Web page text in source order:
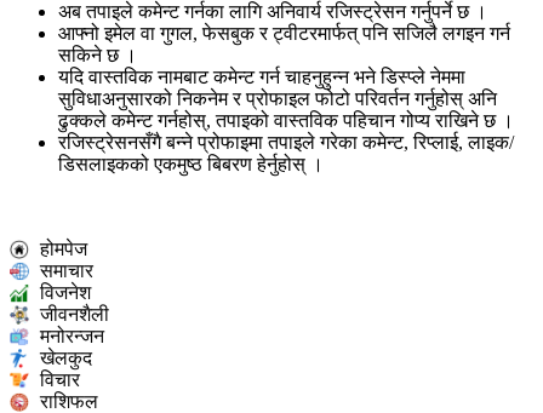
अब तपाइले कमेन्ट गर्नका लागि अनिवार्य रजिस्ट्रेसन गर्नुपर्ने छ ।
आफ्नो इमेल वा गुगल, फेसबुक र ट्वीटरमार्फत् पनि सजिलै लगइन गर्न
सकिने छ ।
यदि वास्तविक नामबाट कमेन्ट गर्न चाहनुहुन्न भने डिस्प्ले नेममा
सुविधाअनुसारको निकनेम र प्रोफाइल फोटो परिवर्तन गर्नुहोस् अनि
ढुक्कले कमेन्ट गर्नहोस्, तपाइको वास्तविक पहिचान गोप्य राखिने छ ।
रजिस्ट्रेसनसँगै बन्ने प्रोफाइमा तपाइले गरेका कमेन्ट, रिप्लाई, लाइक/
डिसलाइकको एकमुष्ठ बिबरण हेर्नुहोस् ।
होमपेज
समाचार
विजनेश
जीवनशैली
मनोरन्जन
खेलकुद
विचार
राशिफल